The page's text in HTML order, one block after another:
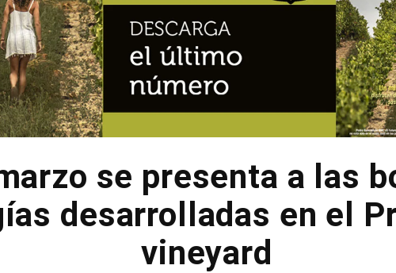
se presenta a las
desarrolladas en el
vineyard